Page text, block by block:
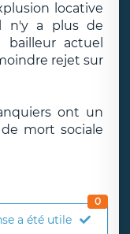
locative
n'y a plus de
actuel
rejet sur
ont un
mort sociale
a été utile
0